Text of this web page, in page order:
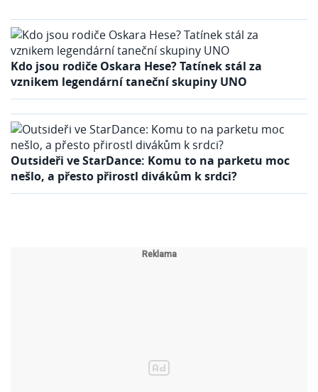
Kdo jsou rodiče Oskara Hese? Tatínek stál za
vznikem legendární taneční skupiny UNO
Outsideři ve StarDance: Komu to na parketu moc
nešlo, a přesto přirostl divákům k srdci?